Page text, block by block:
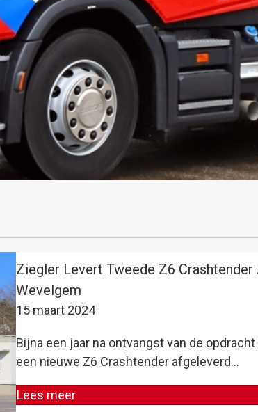
Ziegler Levert Tweede Z6
Wevelgem
15 maart 2024
Bijna een jaar na ontvangst van de
een nieuwe Z6 Crashtender afgeleverd…
Lees meer